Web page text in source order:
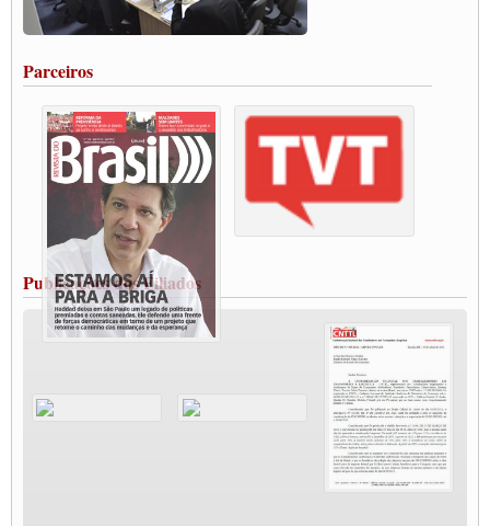
Rodoviários de Feira Santana fazem Assembleia para avaliar proposta de reajuste
salarial
Vacina Já: Lockdown de 24 horas dos trabalhadores em transportes está mantido,
Condutores de Guarulhos farão greve sanitária nesta terça-feira (20)
Paralisação dos Caminhoneiros na #BR285, entrocamento que liga o Mercosul ao
Rio Grande
Caminhoneiros bloqueiam duas faixas na Castello Branco e fazem protesto
Modal-Live #13 Aumento da Violência Contra Mulher e o Adoecimento da Classe
Trabalhadora em Tempos de Pandemia
MODAL-LIVE#12 POLÍTICAS PÚBLICAS DE TRANSPORTE PARA A
CLASSE TRABALHADORA E ELEIÇÕES NA PANDEMIA
MODAL-LIVE#11 POLÍTICAS PÚBLICAS DE TRANSPORTE
JUVENTUDE DO TRANSPORTE: POR QUE DEVEMOS NOS ORGANIZAR?
Fabio Primo testa positivo para Coronavírus, mas está bem de saúde
Modal-Live#9 Quais são os direitos dos trabalhador@s que contraem a Covid-19 na
Participe da Campanha Fora Bolsonaro
CNTTL e FECOOTAC apoiam Campanha de testes de COVID-19 para
MODAL-LIVE#8 - Lideranças sindicais da CNTTL, CGTB e dos caminhoneiros
Parceiros
Publicações dos Filiados